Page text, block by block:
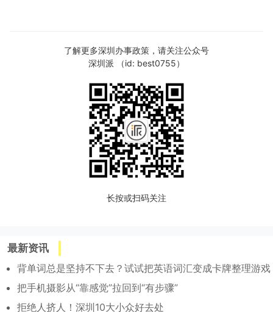
了解更多深圳办事政策，请关注公众号
深圳派 （id: best0755）
长按或扫码关注
最新资讯
背单词总是坚持不下去？试试把英语词汇变成卡牌整理游戏
把手机摄影从“靠感觉”拉回到“有步骤”
拒绝人挤人！深圳10大小众好去处